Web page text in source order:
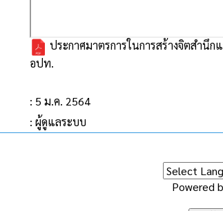
ประกาศมาตรการในการสร้างจิตสำนึ
อปท.
: 5 ม.ค. 2564
: ผู้ดูแลระบบ
Powered